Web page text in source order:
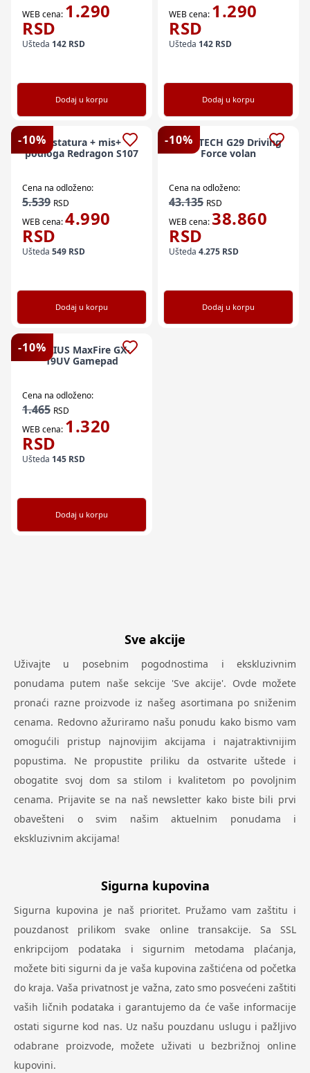
WEB cena: 1.290
RSD
Ušteda 142 RSD
Dodaj u korpu
WEB cena: 1.290
RSD
Ušteda 142 RSD
Dodaj u korpu
-10%Tastatura + mis+
podloga Redragon S107
Cena na odloženo:
5.539 RSD
WEB cena:4.990
RSD
Ušteda 549 RSD
Dodaj u korpu
-10%
LOGITECH G29 Driving
Force volan
Cena na odloženo:
43.135 RSD
WEB cena:38.860
RSD
Ušteda 4.275 RSD
Dodaj u korpu
-10%
GENIUS MaxFire GX-
19UV Gamepad
Cena na odloženo:
1.465 RSD
WEB cena: 1.320
RSD
Ušteda 145 RSD
Dodaj u korpu
Sve akcije
Uživajte u posebnim pogodnostima i ekskluzivnim
ponudama putem naše sekcije 'Sve akcije'. Ovde možete
pronaći razne proizvode iz našeg asortimana po sniženim
cenama. Redovno ažuriramo našu ponudu kako bismo vam
omogućili pristup najnovijim akcijama i najatraktivnijim
popustima. Ne propustite priliku da ostvarite uštede i
obogatite svoj dom sa stilom i kvalitetom po povoljnim
cenama. Prijavite se na naš newsletter kako biste bili prvi
obavešteni o svim našim aktuelnim ponudama i
ekskluzivnim akcijama!
Sigurna kupovina
Sigurna kupovina je naš prioritet. Pružamo vam zaštitu i
pouzdanost prilikom svake online transakcije. Sa SSL
enkripcijom podataka i sigurnim metodama plaćanja,
možete biti sigurni da je vaša kupovina zaštićena od početka
do kraja. Vaša privatnost je važna, zato smo posvećeni zaštiti
vaših ličnih podataka i garantujemo da će vaše informacije
ostati sigurne kod nas. Uz našu pouzdanu uslugu i pažljivo
odabrane proizvode, možete uživati u bezbrižnoj online
kupovini.